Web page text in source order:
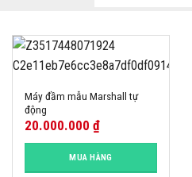
Máy đầm mẫu Marshall tự
động
20.000.000 ₫
MUA HÀNG